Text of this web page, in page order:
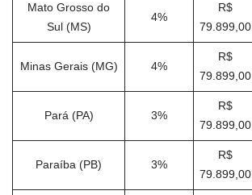
Mato Grosso do
Sul (MS)
4%
R$
79.899,00
Minas Gerais (MG) 4%
R$
79.899,00
Pará (PA) 3%
R$
79.899,00
Paraíba (PB) 3%
R$
79.899,00